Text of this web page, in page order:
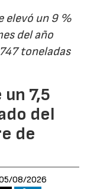
elevó un 9 %
del año
toneladas
7,5
del
de
08/2026